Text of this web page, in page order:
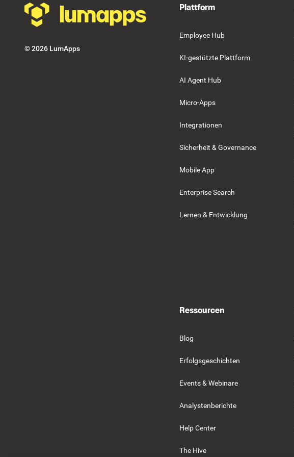
©2026 LumApps
Plattform
Employee Hub
KI-gestützte Plattform
AI Agent Hub
Micro-Apps
Integrationen
Sicherheit & Governance
Mobile App
Enterprise Search
Lernen & Entwicklung
Ressourcen
Blog
Erfolgsgeschichten
Events & Webinare
Analystenberichte
Help Center
The Hive